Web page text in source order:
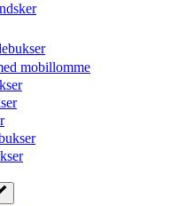
mobillomme